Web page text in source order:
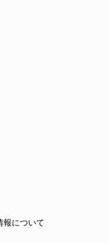
報について